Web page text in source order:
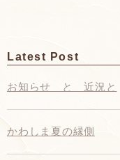
Latest Post
お知らせ と 近況と
かわしま夏の縁側